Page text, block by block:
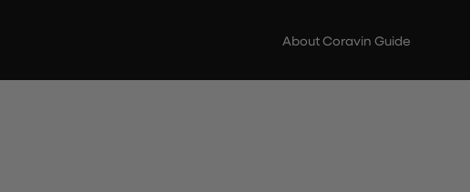
About Coravin Guide